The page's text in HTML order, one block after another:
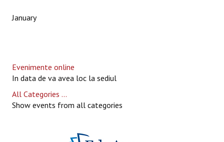
January
Evenimente online
In data de va avea loc la sediul
All Categories ...
Show events from all categories